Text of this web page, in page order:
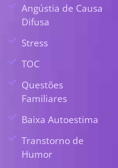
Angústia de Causa
Difusa
Stress
TOC
Questões
Familiares
Baixa Autoestima
Transtorno de
Humor